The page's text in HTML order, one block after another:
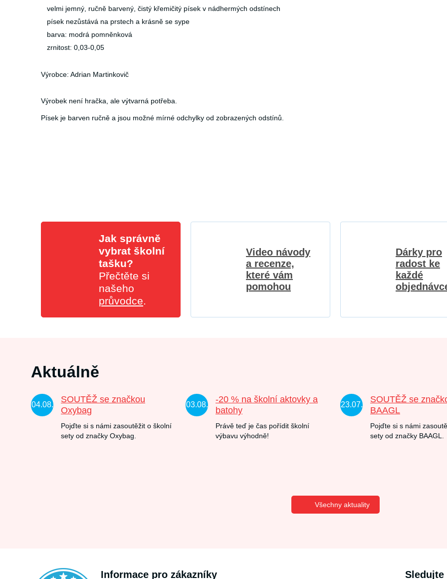
velmi jemný, ručně barvený, čistý křemičitý písek v nádhermých odstínech
písek nezůstává na prstech a krásně se sype
barva: modrá pomněnková
zrnitost: 0,03-0,05
Výrobce: Adrian Martinkovič
Výrobek není hračka, ale výtvarná potřeba.
Písek je barven ručně a jsou možné mírné odchylky od zobrazených odstínů.
Jak správně
vybrat školní
tašku?
Přečtěte si
našeho
průvodce.
Video návody
a recenze,
které vám
pomohou
Dárky pro
radost ke
každé
Aktuálně
04.08.
SOUTĚŽ se značkou
Oxybag
Pojďte si s námi zasoutěžit o školní
sety od značky Oxybag.
03.08.
-20 % na školní aktovky a
batohy
Právě teď je čas pořídit školní
výbavu výhodně!
23.07.
SOUTĚŽ se
BAAGL
Pojďte si s námi
sety od značky BAAGL.
Všechny aktuality
Informace pro zákazníky Sledujte